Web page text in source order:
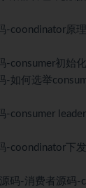
-coondinator原
-consumer初始
-如何选举
-consumer
-coondinator下
码-消费者源码-